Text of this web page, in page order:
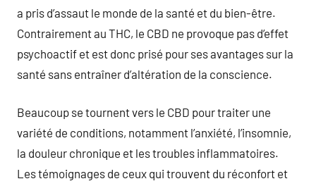
a pris d’assaut le monde de la santé et du bien-être.
Contrairement au THC, le CBD ne provoque pas d’effet
psychoactif et est donc prisé pour ses avantages sur la
santé sans entraîner d’altération de la conscience.
Beaucoup se tournent vers le CBD pour traiter une
variété de conditions, notamment l’anxiété, l’insomnie,
la douleur chronique et les troubles inflammatoires.
Les témoignages de ceux qui trouvent du réconfort et